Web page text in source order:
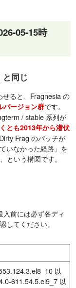
05-15時
同じ
ると、Fragnesia の
ージョン群です。
/ stable 系列が
とも2013年から潜伏
Frag のパッチが
いなかった経路」を
という構図です。
前には必ず各ディ
してください。
以
611.54.5.el9_7 以